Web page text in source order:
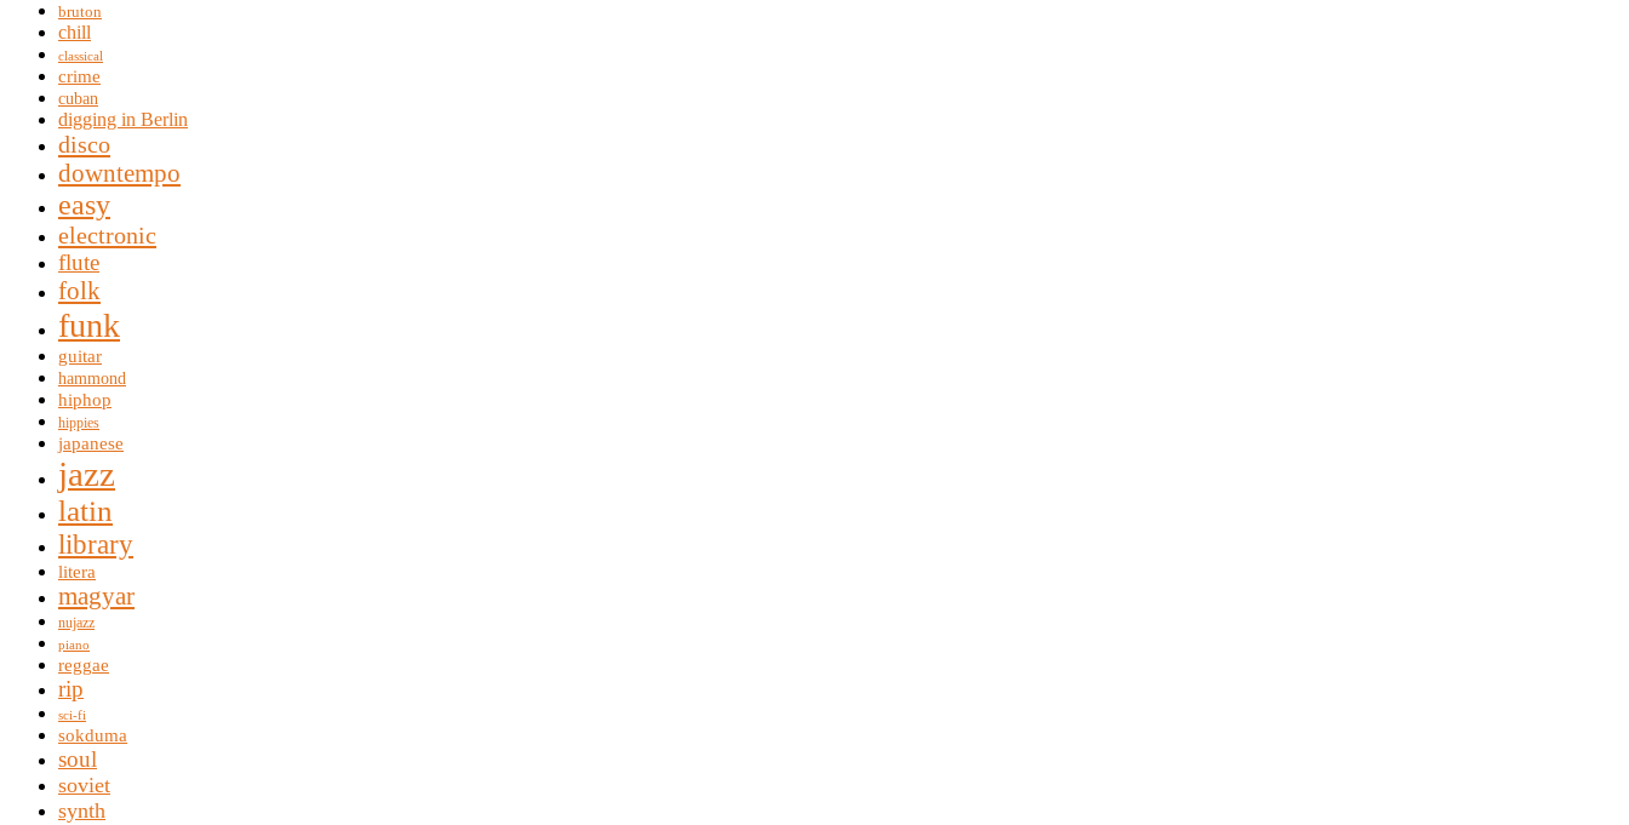
bruton
chill
classical
crime
cuban
digging in Berlin
disco
downtempo
easy
electronic
flute
folk
funk
guitar
hammond
hiphop
hippies
japanese
jazz
latin
library
litera
magyar
nujazz
piano
reggae
rip
sci-fi
sokduma
soul
soviet
synth